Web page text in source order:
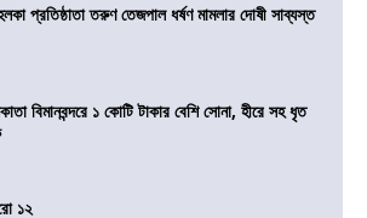
প্রতিষ্ঠাতা তরুণ তেজপাল ধর্ষণ মামলার দোষী সাব্যস্ত
বিমানবন্দরে ১ কোটি টাকার বেশি সোনা, হীরে সহ ধৃত
১২